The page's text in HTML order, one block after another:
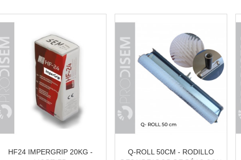
HF24 IMPERGRIP 20KG -
Q-ROLL 50CM - RODILLO